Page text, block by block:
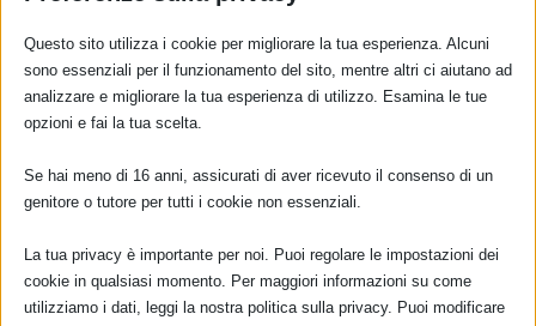
Mangano” Via Enrico Besana 12 – Ore 10:00 – 13:00
Apertura dei lavori Egidio...
PER SAPERNE DI PIÙ
Questo sito utilizza i cookie per migliorare la tua esperienza. Alcuni
sono essenziali per il funzionamento del sito, mentre altri ci aiutano ad
analizzare e migliorare la tua esperienza di utilizzo. Esamina le tue
opzioni e fai la tua scelta.
Se hai meno di 16 anni, assicurati di aver ricevuto il consenso di un
genitore o tutore per tutti i cookie non essenziali.
La tua privacy è importante per noi. Puoi regolare le impostazioni dei
cookie in qualsiasi momento. Per maggiori informazioni su come
utilizziamo i dati, leggi la nostra politica sulla privacy. Puoi modificare